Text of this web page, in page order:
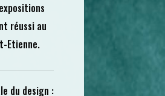
réussi au
Etienne.
du design :